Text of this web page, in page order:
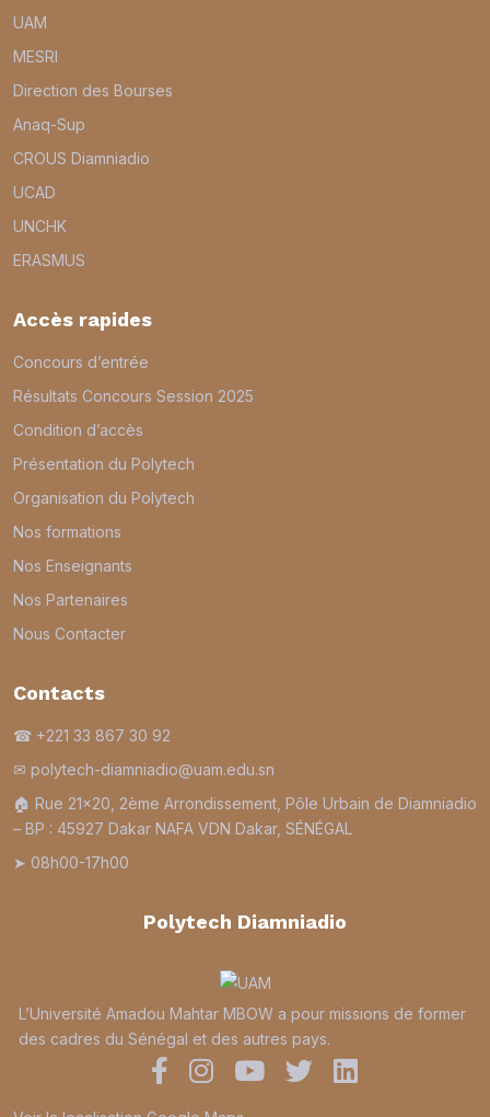
UAM
MESRI
Direction des Bourses
Anaq-Sup
CROUS Diamniadio
UCAD
UNCHK
ERASMUS
Accès rapides
Concours d’entrée
Résultats Concours Session 2025
Condition d’accès
Présentation du Polytech
Organisation du Polytech
Nos formations
Nos Enseignants
Nos Partenaires
Nous Contacter
Contacts
☎ +221 33 867 30 92
✉ polytech-diamniadio@uam.edu.sn
🏠︎ Rue 21×20, 2ème Arrondissement, Pôle Urbain de Diamniadio
– BP : 45927 Dakar NAFA VDN Dakar, SÉNÉGAL
➤ 08h00-17h00
Polytech Diamniadio
L’Université Amadou Mahtar MBOW a pour missions de former
des cadres du Sénégal et des autres pays.